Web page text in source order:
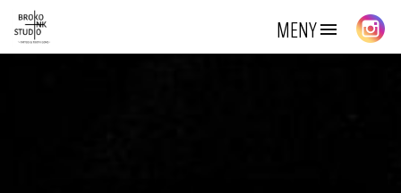
MENY